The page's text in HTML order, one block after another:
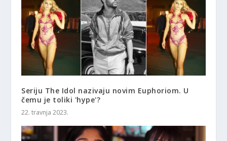
Seriju The Idol nazivaju novim Euphoriom. U
čemu je toliki 'hype'?
22. travnja 2023.